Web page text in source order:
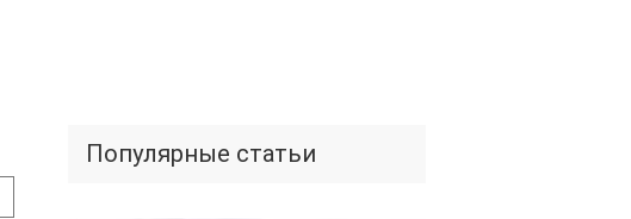
Популярные статьи